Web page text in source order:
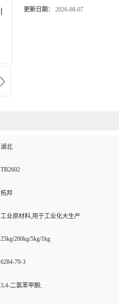
更新日期： 2026-08-07
湖北
TB2602
拓邦
工业原材料,用于工业化大生产
25kg/200kg/5kg/1kg
6284-79-3
3,4-二氯苯甲酮;